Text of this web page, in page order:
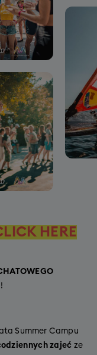
HERE
Summer Campu
zajeć ze